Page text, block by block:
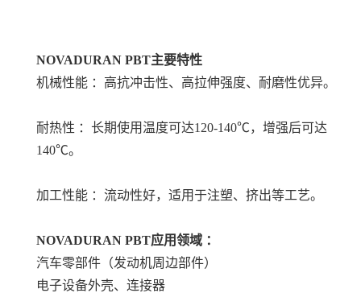
NOVADURAN PBT主要特性
机械性能 ：高抗冲击性、高拉伸强度、耐磨性优异。
耐热性 ：长期使用温度可达120-140℃，增强后可达
140℃。
加工性能 ：流动性好，适用于注塑、挤出等工艺。
NOVADURAN PBT应用领域 ：
汽车零部件（发动机周边部件）
电子设备外壳、连接器